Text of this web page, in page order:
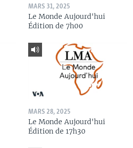
MARS 31, 2025
Le Monde Aujourd'hui
Édition de 7h00
MARS 28, 2025
Le Monde Aujourd'hui
Édition de 17h30